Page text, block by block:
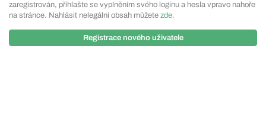
zaregistrován, přihlašte se vyplněním svého loginu a hesla vpravo nahoře
na stránce. Nahlásit nelegální obsah můžete zde.
Registrace nového uživatele